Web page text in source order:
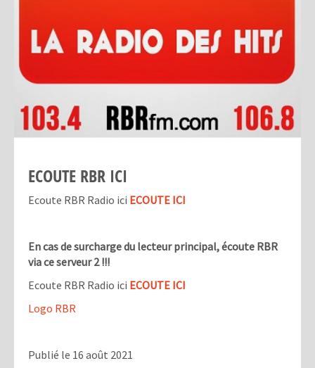
ECOUTE RBR ICI
Ecoute RBR Radio ici ECOUTE ICI
En cas de surcharge du lecteur principal, écoute RBR
via ce serveur 2 !!!
Ecoute RBR Radio ici ECOUTE ICI
Logo RBR
Publié le 16 août 2021